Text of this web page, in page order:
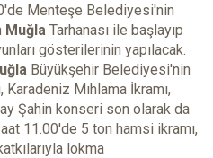
Menteşe Belediyesi'nin
Muğla Tarhanası ile başlayıp
gösterilerinin yapılacak.
Büyükşehir Belediyesi'nin
Mıhlama İkramı,
Şahin konseri son olarak da
11.00'de 5 ton hamsi ikramı,
lokma